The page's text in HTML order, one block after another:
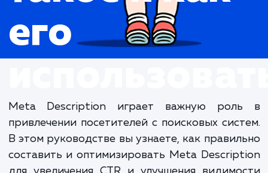
такое и как
его
Meta Description играет важную
привлечении посетителей с поисковых